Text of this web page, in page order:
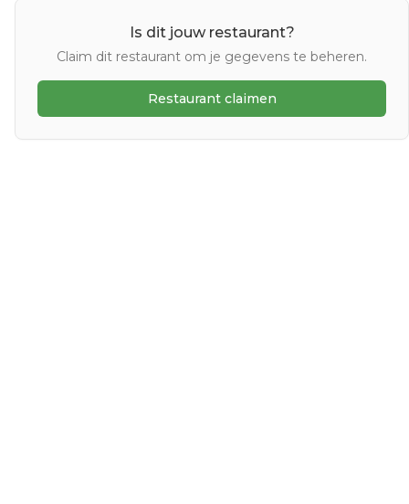
Is dit jouw restaurant?
Claim dit restaurant om je gegevens te beheren.
Restaurant claimen